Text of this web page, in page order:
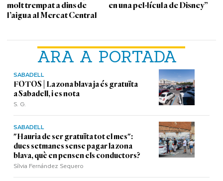
ARA A PORTADA
SABADELL
FOTOS | La zona blava ja és gratuïta
a Sabadell, i es nota
S. G.
SABADELL
"Hauria de ser gratuïta tot el mes":
dues setmanes sense pagar la zona
blava, què en pensen els conductors?
Sílvia Fernández Sequero
molt trempat a dins de
l’aigua al Mercat Central
en una pel·lícula de Disney”